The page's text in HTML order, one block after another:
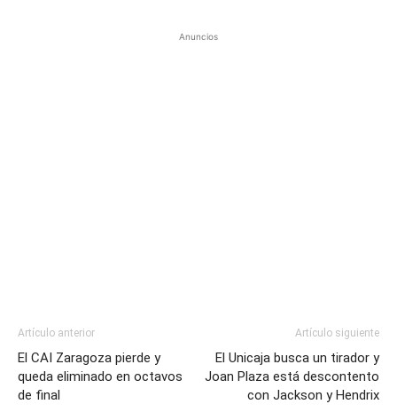
Anuncios
Artículo anterior
El CAI Zaragoza pierde y
queda eliminado en octavos
de final
Artículo siguiente
El Unicaja busca un tirador y
Joan Plaza está descontento
con Jackson y Hendrix